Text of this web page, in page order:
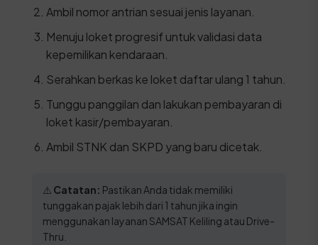
Ambil nomor antrian sesuai jenis layanan.
Menuju loket progresif untuk validasi data
kepemilikan kendaraan.
Serahkan berkas ke loket daftar ulang 1 tahun.
Tunggu panggilan dan lakukan pembayaran di
loket kasir/pembayaran.
Ambil STNK dan SKPD yang baru dicetak.
⚠️ Catatan: Pastikan Anda tidak memiliki
tunggakan pajak lebih dari 1 tahun jika ingin
menggunakan layanan SAMSAT Keliling atau Drive-
Thru.